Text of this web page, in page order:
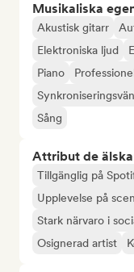
Musikaliska
Akustisk gitarr
Elektroniska ljud
Piano
Sång
Attribut de
Tillgänglig på
Upplevelse på scen
Stark närvaro i
Osignerad artist